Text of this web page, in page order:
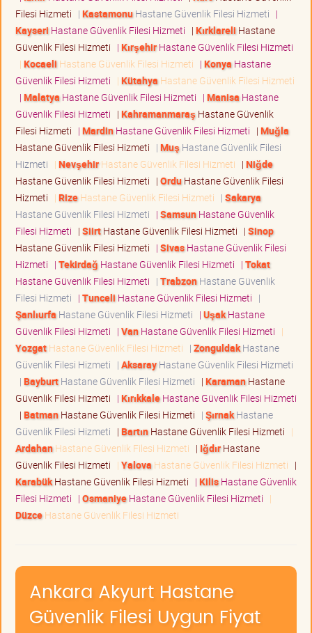
Filesi Hizmeti | KastamonuHastane Güvenlik Filesi Hizmeti |
Kayseri Hastane Güvenlik Filesi Hizmeti | Kırklareli Hastane
Güvenlik Filesi Hizmeti | KırşehirHastane Güvenlik Filesi Hizmeti
| Kocaeli Hastane Güvenlik Filesi Hizmeti | Konya Hastane
Güvenlik Filesi Hizmeti | Kütahya Hastane Güvenlik Filesi Hizmeti
| Malatya Hastane Güvenlik Filesi Hizmeti | Manisa Hastane
Güvenlik Filesi Hizmeti | Kahramanmaraş Hastane Güvenlik
Filesi Hizmeti | MardinHastane Güvenlik Filesi Hizmeti | Muğla
Hastane Güvenlik Filesi Hizmeti | Muş Hastane Güvenlik Filesi
Hizmeti | NevşehirHastane Güvenlik Filesi Hizmeti | Niğde
Hastane Güvenlik Filesi Hizmeti | OrduHastane Güvenlik Filesi
Hizmeti | RizeHastane Güvenlik Filesi Hizmeti | Sakarya
Hastane Güvenlik Filesi Hizmeti | SamsunHastane Güvenlik
Filesi Hizmeti | SiirtHastane Güvenlik Filesi Hizmeti | Sinop
Hastane Güvenlik Filesi Hizmeti | SivasHastane Güvenlik Filesi
Hizmeti | Tekirdağ Hastane Güvenlik Filesi Hizmeti | Tokat
Hastane Güvenlik Filesi Hizmeti | TrabzonHastane Güvenlik
Filesi Hizmeti | Tunceli Hastane Güvenlik Filesi Hizmeti |
Şanlıurfa Hastane Güvenlik Filesi Hizmeti | UşakHastane
Güvenlik Filesi Hizmeti | VanHastane Güvenlik Filesi Hizmeti |
YozgatHastane Güvenlik Filesi Hizmeti | ZonguldakHastane
Güvenlik Filesi Hizmeti | AksarayHastane Güvenlik Filesi Hizmeti
| BayburtHastane Güvenlik Filesi Hizmeti | KaramanHastane
Güvenlik Filesi Hizmeti | KırıkkaleHastane Güvenlik Filesi Hizmeti
| BatmanHastane Güvenlik Filesi Hizmeti | ŞırnakHastane
Güvenlik Filesi Hizmeti | BartınHastane Güvenlik Filesi Hizmeti |
ArdahanHastane Güvenlik Filesi Hizmeti | IğdırHastane
Güvenlik Filesi Hizmeti | Yalova Hastane Güvenlik Filesi Hizmeti |
KarabükHastane Güvenlik Filesi Hizmeti | KilisHastane Güvenlik
Filesi Hizmeti | OsmaniyeHastane Güvenlik Filesi Hizmeti |
DüzceHastane Güvenlik Filesi Hizmeti
Ankara Akyurt Hastane
Güvenlik Filesi Uygun Fiyat